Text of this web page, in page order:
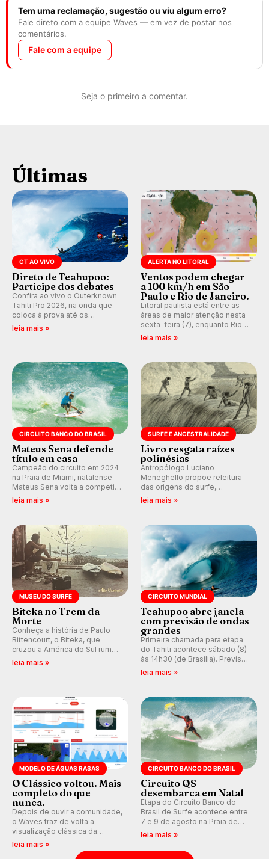
Tem uma reclamação, sugestão ou viu algum erro?
Fale direto com a equipe Waves — em vez de postar nos
comentários.
Fale com a equipe
Seja o primeiro a comentar.
Últimas
CT AO VIVO
Direto de Teahupoo:
Participe dos debates
Confira ao vivo o Outerknown
Tahiti Pro 2026, na onda que
coloca à prova até os
melhores surfistas do mundo.
etapas da WSL.
leia mais »
ALERTA NO LITORAL
Ventos podem chegar
a 100 km/h em São
Paulo e Rio de Janeiro.
Litoral paulista está entre as
áreas de maior atenção nesta
sexta-feira (7), enquanto Rio
de Janeiro também recebe
km/h em Itanhaém.
leia mais »
CIRCUITO BANCO DO BRASIL
Mateus Sena defende
título em casa
Campeão do circuito em 2024
na Praia de Miami, natalense
Mateus Sena volta a competir
em casa em busca de manter a
leia mais »
SURFE E ANCESTRALIDADE
Livro resgata raízes
polinésias
Antropólogo Luciano
Meneghello propõe releitura
das origens do surfe,
resgatando a cultura polinésia
prática em esporte e indústria.
leia mais »
MUSEU DO SURFE
Biteka no Trem da
Morte
Conheça a história de Paulo
Bittencourt, o Biteka, que
cruzou a América do Sul rumo
ao Pacífico em uma jornada
leia mais »
CIRCUITO MUNDIAL
Teahupoo abre janela
com previsão de ondas
grandes
Primeira chamada para etapa
do Tahiti acontece sábado (8)
às 14h30 (de Brasília). Previsão
indica swell consistente.
Kelly Slater convidado.
leia mais »
MODELO DE ÁGUAS RASAS
O Clássico voltou. Mais
completo do que
nunca.
Depois de ouvir a comunidade,
o Waves traz de volta a
visualização clássica da
previsão de águas rasas,
agora integrada à nova
leia mais »
CIRCUITO BANCO DO BRASIL
Circuito QS
desembarca em Natal
Etapa do Circuito Banco do
Brasil de Surfe acontece entre
7 e 9 de agosto na Praia de
Miami (RN), em disputas
(QS) 4.000 e pela corrida por
leia mais »